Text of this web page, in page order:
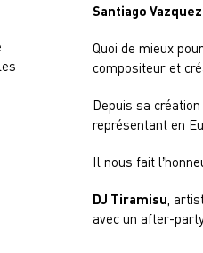
Santiago Vazquez
Quoi de mieux
compositeur et
Depuis sa
représentant en
Il nous fait
DJ Tiramisu , a
avec un after-